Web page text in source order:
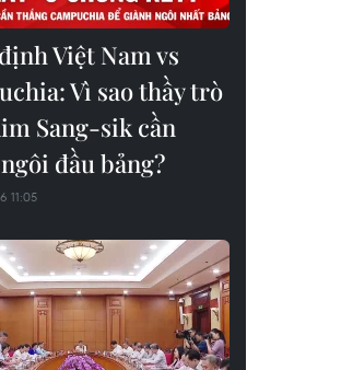
Việt Nam vs
Vì sao thầy trò
Sang-sik cần
đầu bảng?
11:05